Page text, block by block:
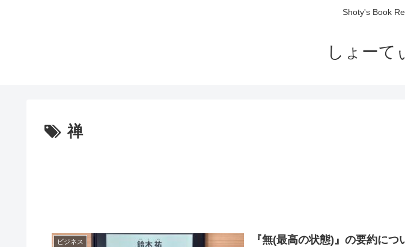
Shoty's Book
しょーて
禅
ビジネス 『無(最高の状態)』の要約につ